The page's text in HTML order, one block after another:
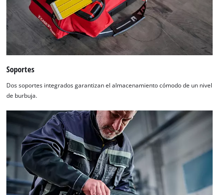
¡Necesitamos su consentimiento para
cargar el servicio Google Maps!
Soportes
Dos soportes integrados garantizan el almacenamiento cómodo de un nivel
de burbuja.